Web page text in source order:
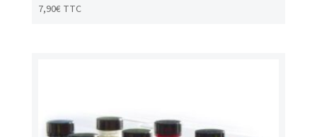
7,90€ TTC